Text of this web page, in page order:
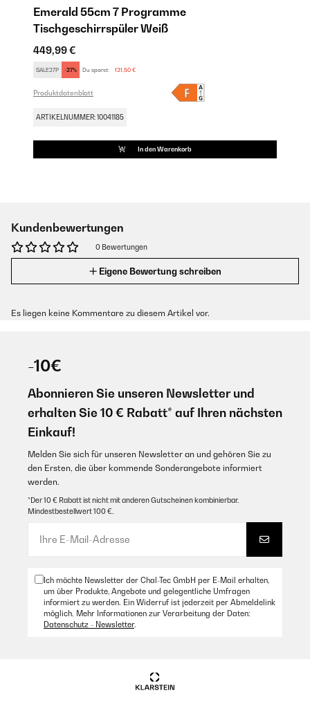
Emerald 55cm 7 Programme
Tischgeschirrspüler Weiß
449,99 €
SALE27P -27% Du sparst: 121,50 €
Produktdatenblatt
ARTIKELNUMMER: 10041185
In den Warenkorb
Kundenbewertungen
0 Bewertungen
Eigene Bewertung schreiben
Es liegen keine Kommentare zu diesem Artikel vor.
-10€
Abonnieren Sie unseren Newsletter und
erhalten Sie 10 € Rabatt* auf Ihren nächsten
Einkauf!
Melden Sie sich für unseren Newsletter an und gehören Sie zu
den Ersten, die über kommende Sonderangebote informiert
werden.
*Der 10 € Rabatt ist nicht mit anderen Gutscheinen kombinierbar.
Mindestbestellwert 100 €.
Ich möchte Newsletter der Chal-Tec GmbH per E-Mail erhalten,
um über Produkte, Angebote und gelegentliche Umfragen
informiert zu werden. Ein Widerruf ist jederzeit per Abmeldelink
möglich. Mehr Informationen zur Verarbeitung der Daten:
Datenschutz - Newsletter.